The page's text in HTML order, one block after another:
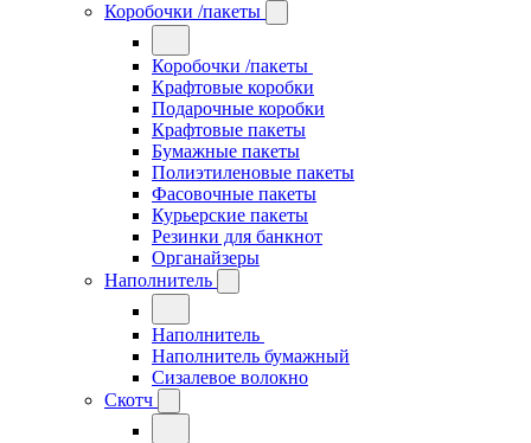
Коробочки /пакеты
Коробочки /пакеты
Крафтовые коробки
Подарочные коробки
Крафтовые пакеты
Бумажные пакеты
Полиэтиленовые пакеты
Фасовочные пакеты
Курьерские пакеты
Резинки для банкнот
Органайзеры
Наполнитель
Наполнитель
Наполнитель бумажный
Сизалевое волокно
Скотч